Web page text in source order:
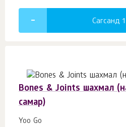
Сагсанд 1
Bones & Joints шахмал
самар)
Yoo Gо